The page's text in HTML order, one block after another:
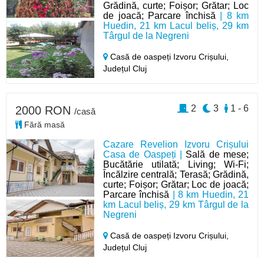
Grădină, curte; Foișor; Grătar; Loc
de joacă; Parcare închisă | 8 km
Huedin, 21 km Lacul beliș, 29 km
Târgul de la Negreni
Casă de oaspeți Izvoru Crișului,
Județul Cluj
Cazare Revelion Izvoru Crișului
Casa de Oaspeți | Sală de mese;
Bucătărie utilată; Living; Wi-Fi;
Încălzire centrală; Terasă; Grădină,
curte; Foișor; Grătar; Loc de joacă;
Parcare închisă | 8 km Huedin, 21
km Lacul beliș, 29 km Târgul de la
Negreni
Casă de oaspeți Izvoru Crișului,
Județul Cluj
2000 RON /casă
Fără masă
1 - 6
3
2